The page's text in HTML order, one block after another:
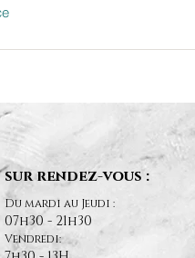
sur rendez-vous :
Du mardi au Jeudi :
07h30 - 21h30
Vendredi: